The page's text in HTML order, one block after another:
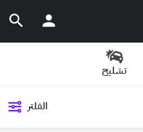
تشليح
الفلتر